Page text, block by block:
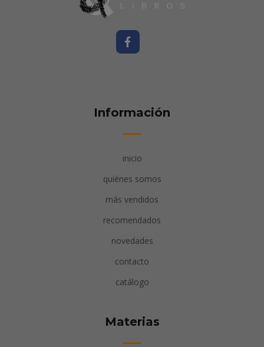
Información
inicio
quiénes somos
más vendidos
recomendados
novedades
contacto
catálogo
Materias